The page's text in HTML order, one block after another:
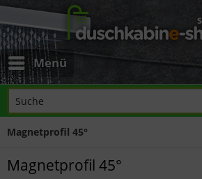
Menü
Magnetprofil 45°
Magnetprofil 45°